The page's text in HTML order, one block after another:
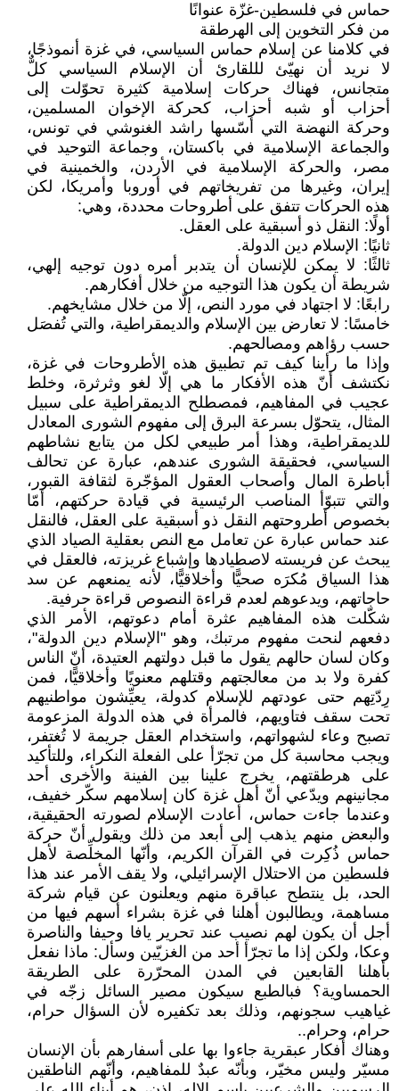
حماس في فلسطين-غزّة عنوانًا
من فكر التخوين إلى الهرطقة
في كلامنا عن إسلام حماس السياسي، في غزة أنموذجًا،
لا نريد أن نهيّئ لللقارئ أن الإسلام السياسي كلٌّ
متجانس، فهناك حركات إسلامية كثيرة تحوّلت إلى
أحزاب أو شبه أحزاب، كحركة الإخوان المسلمين،
وحركة النهضة التي أسّسها راشد الغنوشي في تونس،
والجماعة الإسلامية في باكستان، وجماعة التوحيد في
مصر، والحركة الإسلامية في الأردن، والخمينية في
إيران، وغيرها من تفريخاتهم في أوروبا وأمريكا، لكن
هذه الحركات تتفق على أطروحات محددة، وهي:
أولًا: النقل ذو أسبقية على العقل.
ثانيًا: الإسلام دين الدولة.
ثالثًا: لا يمكن للإنسان أن يتدبر أمره دون توجيه إلهي،
شريطة أن يكون هذا التوجيه من خلال أفكارهم.
رابعًا: لا اجتهاد في مورد النص، إلّا من خلال مشايخهم.
خامسًا: لا تعارض بين الإسلام والديمقراطية، والتي تُفصَل
حسب رؤاهم ومصالحهم.
وإذا ما رأينا كيف تم تطبيق هذه الأطروحات في غزة،
نكتشف أنّ هذه الأفكار ما هي إلّا لغو وثرثرة، وخلط
عجيب في المفاهيم، فمصطلح الديمقراطية على سبيل
المثال، يتحوّل بسرعة البرق إلى مفهوم الشورى المعادل
للديمقراطية، وهذا أمر طبيعي لكل من يتابع نشاطهم
السياسي، فحقيقة الشورى عندهم، عبارة عن تحالف
أباطرة المال وأصحاب العقول المؤجّرة لثقافة القبور،
والتي تتبوّأ المناصب الرئيسية في قيادة حركتهم، أمّا
بخصوص أطروحتهم النقل ذو أسبقية على العقل، فالنقل
عند حماس عبارة عن تعامل مع النص بعقلية الصياد الذي
يبحث عن فريسته لاصطيادها وإشباع غريزته، فالعقل في
هذا السياق مُكرَه صحيًّا وأخلاقيًّا، لأنه يمنعهم عن سد
حاجاتهم، ويدعوهم لعدم قراءة النصوص قراءة حرفية.
شكّلت هذه المفاهيم عثرة أمام دعوتهم، الأمر الذي
دفعهم لنحت مفهوم مرتبك، وهو "الإسلام دين الدولة"،
وكان لسان حالهم يقول ما قبل دولتهم العتيدة، أنّ الناس
كفرة ولا بد من معالجتهم وقتلهم معنويًا وأخلاقيًّا، فمن
رِدّتِهم حتى عودتهم للإسلام كدولة، يعيِّشون مواطنيهم
تحت سقف فتاويهم، فالمرأة في هذه الدولة المزعومة
تصبح وعاء لشهواتهم، واستخدام العقل جريمة لا تُغتفر،
ويجب محاسبة كل من تجرّأ على الفعلة النكراء، وللتأكيد
على هرطقتهم، يخرج علينا بين الفينة والأخرى أحد
مجانينهم ويدّعي أنّ أهل غزة كان إسلامهم سكّر خفيف،
وعندما جاءت حماس، أعادت الإسلام لصورته الحقيقية،
والبعض منهم يذهب إلى أبعد من ذلك ويقول أنّ حركة
حماس ذُكِرت في القرآن الكريم، وأنّها المخلِّصة لأهل
فلسطين من الاحتلال الإسرائيلي، ولا يقف الأمر عند هذا
الحد، بل ينتطح عباقرة منهم ويعلنون عن قيام شركة
مساهمة، ويطالبون أهلنا في غزة بشراء أسهم فيها من
أجل أن يكون لهم نصيب عند تحرير يافا وحيفا والناصرة
وعكا، ولكن إذا ما تجرّأ أحد من الغزيّين وسأل: ماذا نفعل
بأهلنا القابعين في المدن المحرّرة على الطريقة
الحمساوية؟ فبالطبع سيكون مصير السائل زجّه في
غياهيب سجونهم، وذلك بعد تكفيره لأن السؤال حرام،
حرام، وحرام..
وهناك أفكار عبقرية جاءوا بها على أسفارهم بأن الإنسان
مسيّر وليس مخيّر، وبأنّه عبدٌ للمفاهيم، وأنّهم الناطقين